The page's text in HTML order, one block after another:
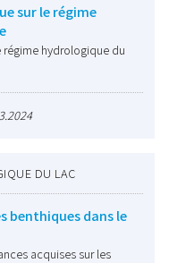
sur le régime
hydrologique du
DU LAC
benthiques dans le
acquises sur les